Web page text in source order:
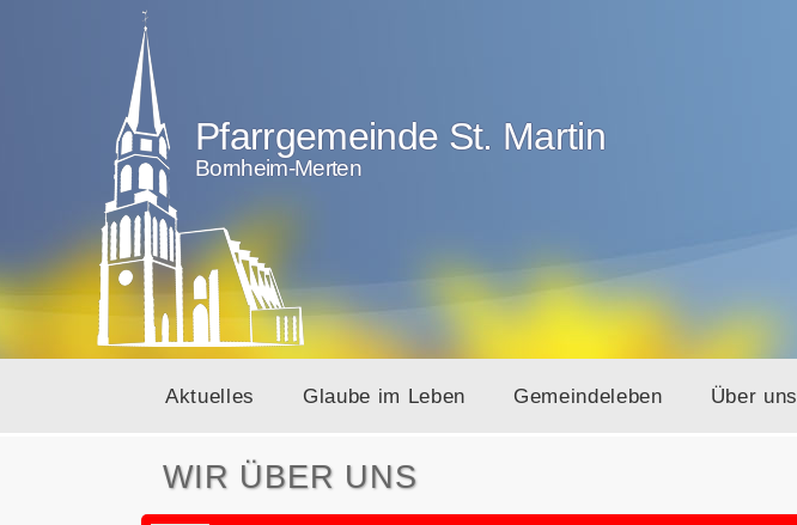
Pfarrgemeinde St. Martin
Bornheim-Merten
Aktuelles Glaube im Leben Gemeindeleben Über uns
WIR ÜBER UNS